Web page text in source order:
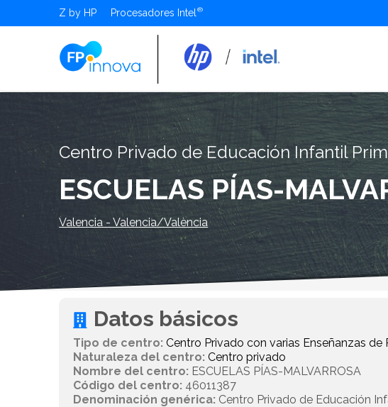
Z by HP Procesadores Intel
Centro Privado de Educación Infantil
ESCUELAS PÍAS-
Valencia - Valencia/València
Datos básicos
Tipo de centro: Centro Privado con varias Enseñanzas de
Naturaleza del centro: Centro privado
Nombre del centro: ESCUELAS PÍAS-MALVARROSA
Código del centro: 46011387
Denominación genérica: Centro Privado de Educación